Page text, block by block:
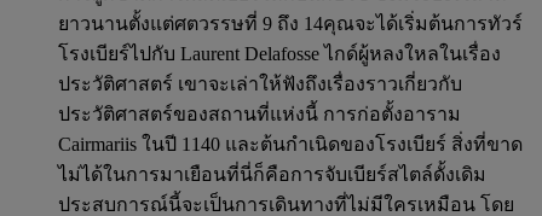
ยาวนานตั้งแต่ศตวรรษที่ 9 ถึง 14คุณจะได้เริ่มต้นการทัวร์
โรงเบียร์ไปกับ Laurent Delafosse ไกด์ผู้หลงใหลในเรื่อง
ประวัติศาสตร์ เขาจะเล่าให้ฟังถึงเรื่องราวเกี่ยวกับ
ประวัติศาสตร์ของสถานที่แห่งนี้ การก่อตั้งอาราม
Cairmariis ในปี 1140 และต้นกำเนิดของโรงเบียร์ สิ่งที่ขาด
ไม่ได้ในการมาเยือนที่นี่ก็คือการจับเบียร์สไตล์ดั้งเดิม
ประสบการณ์นี้จะเป็นการเดินทางที่ไม่มีใครเหมือน โดย